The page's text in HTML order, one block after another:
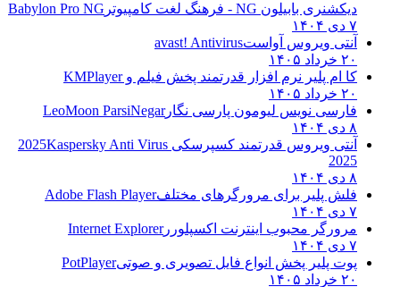
دیکشنری بابیلون NG - فرهنگ لغت کامپیوتر
Babylon Pro NG
۷ دی ۱۴۰۴
آنتی ویروس آواستavast! Antivirus
۲۰ خرداد ۱۴۰۵
کا ام پلیر نرم افزار قدرتمند پخش فیلم وKMPlayer
۲۰ خرداد ۱۴۰۵
فارسی نویس لیومون پارسی نگارLeoMoon ParsiNegar
۸ دی ۱۴۰۴
آنتی ویروس قدرتمند کسپرسکی 2025 Kaspersky Anti Virus
2025
۸ دی ۱۴۰۴
فلش پلیر برای مرورگرهای مختلفAdobe Flash Player
۷ دی ۱۴۰۴
مرورگر محبوب اینترنت اکسپلوررInternet Explorer
۷ دی ۱۴۰۴
پوت پلیر پخش انواع فایل تصویری و صوتیPotPlayer
۲۰ خرداد ۱۴۰۵